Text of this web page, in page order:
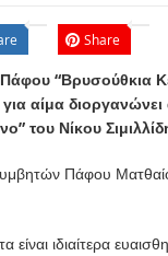
Share
“Βρυσούθκια
αίμα
του Νίκου
Πάφου Ματθαίο
ιδιαίτερα